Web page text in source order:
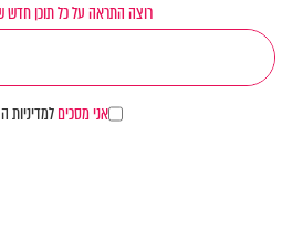
רוצה התראה על כל תוכן
אני מסכיםלמדיניות